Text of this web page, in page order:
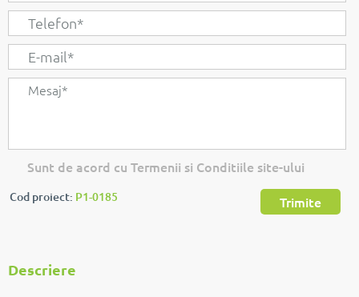
Sunt de acord cu Termenii si Conditiile site-ului
Cod proiect: P1-0185 Trimite
Descriere